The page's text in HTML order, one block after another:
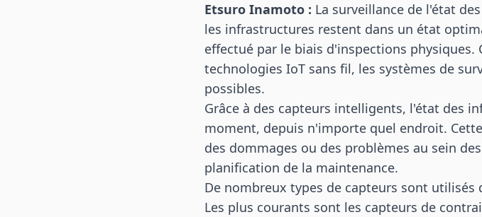
Etsuro Inamoto : La surveillance de l'état
les infrastructures restent dans un état
effectué par le biais d'inspections physiques.
technologies IoT sans fil, les systèmes de
possibles.
Grâce à des capteurs intelligents, l'état des
moment, depuis n'importe quel endroit.
des dommages ou des problèmes au sein
planification de la maintenance.
De nombreux types de capteurs sont
Les plus courants sont les capteurs de